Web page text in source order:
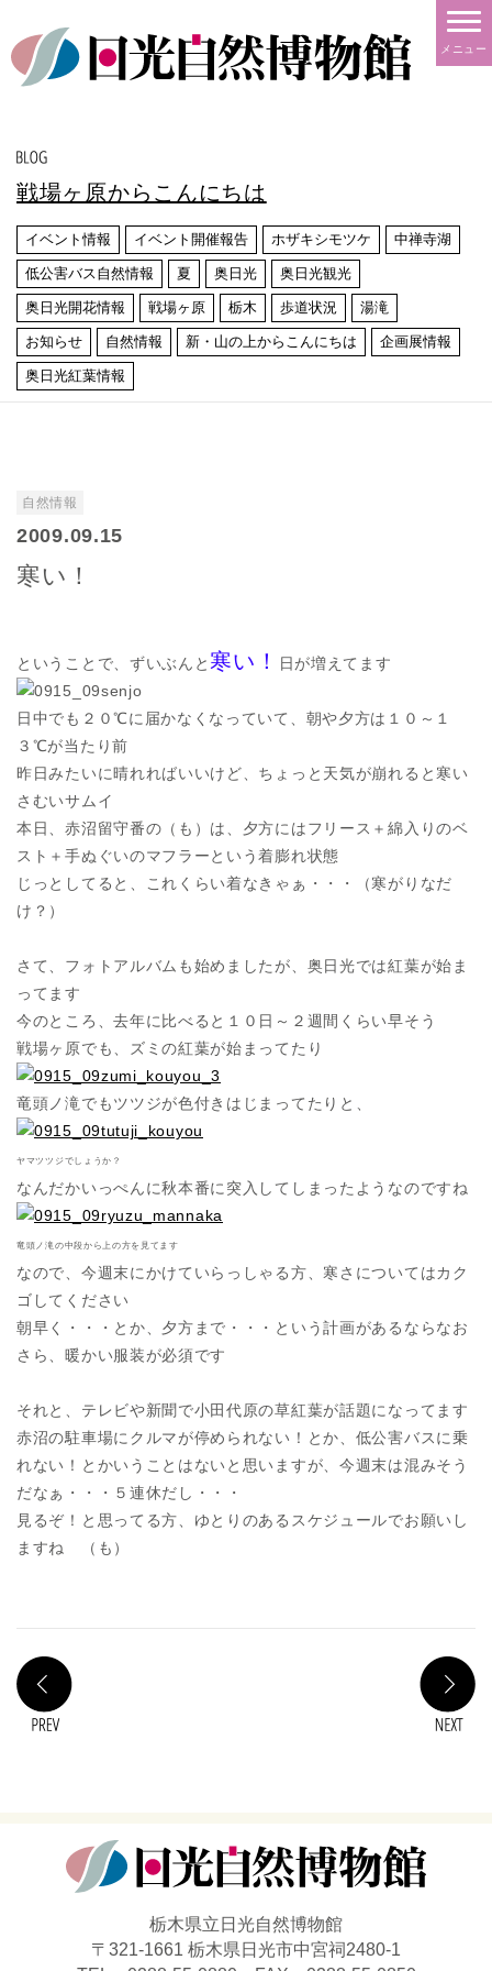
メニュー
戦場ヶ原からこんにちは
イベント情報 イベント開催報告 ホザキシモツケ 中禅寺湖
低公害バス自然情報 夏 奥日光 奥日光観光
奥日光開花情報 戦場ヶ原 栃木 歩道状況 湯滝
お知らせ 自然情報 新・山の上からこんにちは 企画展情報
奥日光紅葉情報
自然情報
2009.09.15
寒い！
ということで、ずいぶんと 寒い！ 日が増えてます
日中でも２０℃に届かなくなっていて、朝や夕方は１０～１
３℃が当たり前
昨日みたいに晴れればいいけど、ちょっと天気が崩れると寒い
さむいサムイ
本日、赤沼留守番の（も）は、夕方にはフリース＋綿入りのベ
スト＋手ぬぐいのマフラーという着膨れ状態
じっとしてると、これくらい着なきゃぁ・・・（寒がりなだ
け？）
さて、フォトアルバムも始めましたが、奥日光では紅葉が始ま
ってます
今のところ、去年に比べると１０日～２週間くらい早そう
戦場ヶ原でも、ズミの紅葉が始まってたり
竜頭ノ滝でもツツジが色付きはじまってたりと、
ヤマツツジでしょうか？
なんだかいっぺんに秋本番に突入してしまったようなのですね
竜頭ノ滝の中段から上の方を見てます
なので、今週末にかけていらっしゃる方、寒さについてはカク
ゴしてください
朝早く・・・とか、夕方まで・・・という計画があるならなお
さら、暖かい服装が必須です
それと、テレビや新聞で小田代原の草紅葉が話題になってます
赤沼の駐車場にクルマが停められない！とか、低公害バスに乗
れない！とかいうことはないと思いますが、今週末は混みそう
だなぁ・・・５連休だし・・・
見るぞ！と思ってる方、ゆとりのあるスケジュールでお願いし
ますね （も）
栃木県立日光自然博物館
〒321-1661 栃木県日光市中宮祠2480-1